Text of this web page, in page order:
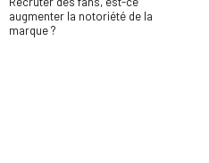
augmenter la notoriété de la
marque ?